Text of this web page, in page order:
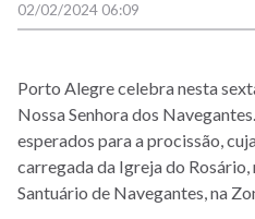
02/02/2024 06:09
Porto Alegre celebra nesta
Nossa Senhora dos
esperados para a procissão,
carregada da Igreja do
Santuário de Navegantes, na